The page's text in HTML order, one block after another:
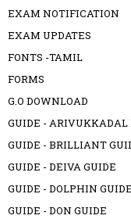
EXAM NOTIFICATION
EXAM UPDATES
FONTS -TAMIL
FORMS
G.O DOWNLOAD
GUIDE - ARIVUKKADAL
GUIDE - BRILLIANT
GUIDE - DEIVA GUIDE
GUIDE - DOLPHIN GUIDE
GUIDE - DON GUIDE